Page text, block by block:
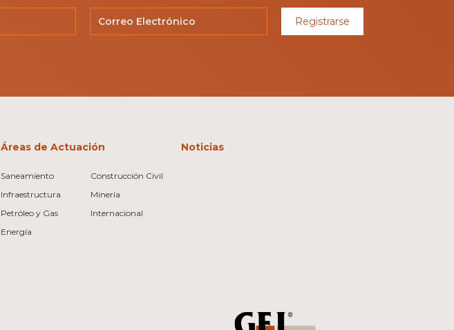
Registrarse
Áreas de Actuación
Saneamiento
Infraestructura
Petróleo y Gas
Energía
Construcción Civil
Minería
Internacional
Noticias